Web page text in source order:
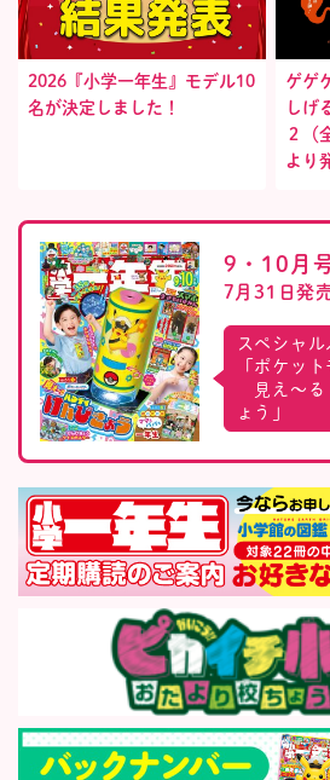
2026『小学一年生』モデル10
名が決定しました！
ゲゲ
しげ
２（
より
9・10月
7月31日発
スペシャル
「ポケッ
見え〜る
ょう」